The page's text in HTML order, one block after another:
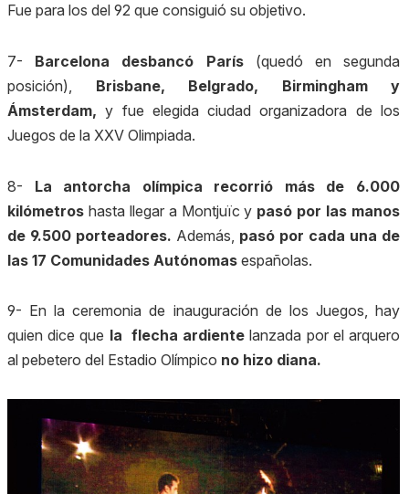
Fue para los del 92 que consiguió su objetivo.
7- Barcelona desbancó París(quedó en segunda
posición), Brisbane, Belgrado, Birmingham y
Ámsterdam, y fue elegida ciudad organizadora de los
Juegos de la XXV Olimpiada.
8- La antorcha olímpica recorrió más de 6.000
kilómetros hasta llegar a Montjuïc y pasó por las manos
de 9.500 porteadores. Además, pasó por cada una de
las 17 Comunidades Autónomas españolas.
9- En la ceremonia de inauguración de los Juegos, hay
quien dice que la flecha ardiente lanzada por el arquero
al pebetero del Estadio Olímpico no hizo diana.